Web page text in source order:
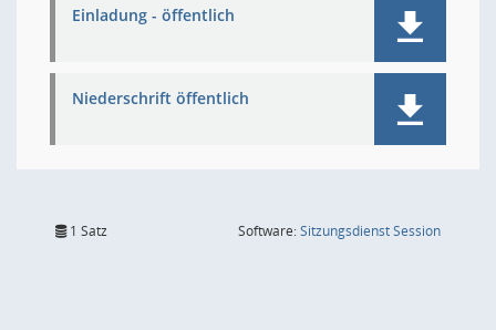
Einladung - öffentlich
Niederschrift öffentlich
1 Satz Software:SitzungsdienstSession(Wird in